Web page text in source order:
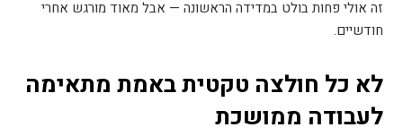
זה אולי פחות בולט במדידה הראשונה — אבל מאוד מורגש אחרי
חודשיים.
לא כל חולצה טקטית באמת מתאימה
לעבודה ממושכת